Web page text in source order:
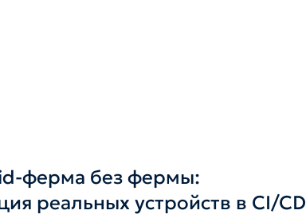
ферма без фермы:
реальных устройств в CI/CD